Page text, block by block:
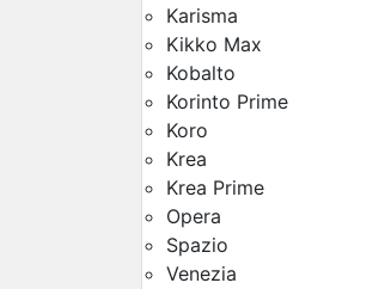
Groupe Café Grain
Karisma
Kikko Max
Kobalto
Korinto Prime
Koro
Krea
Krea Prime
Opera
Spazio
Venezia